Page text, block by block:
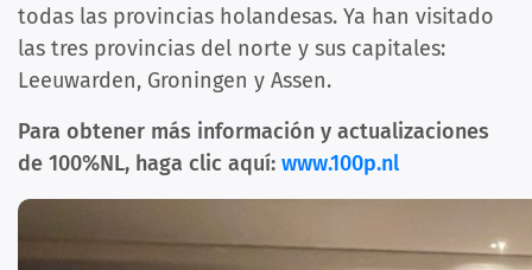
todas las provincias holandesas. Ya han visitado
las tres provincias del norte y sus capitales:
Leeuwarden, Groningen y Assen.
Para obtener más información y actualizaciones
de 100%NL, haga clic aquí: www.100p.nl